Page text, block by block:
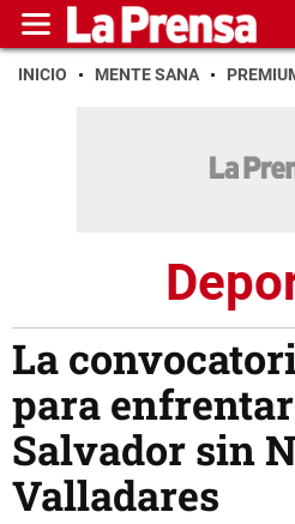
INICIO MENTE SANA
La
para
Salvador sin
Valladares